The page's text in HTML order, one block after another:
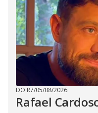
DO R7/05/08/2026
Rafael